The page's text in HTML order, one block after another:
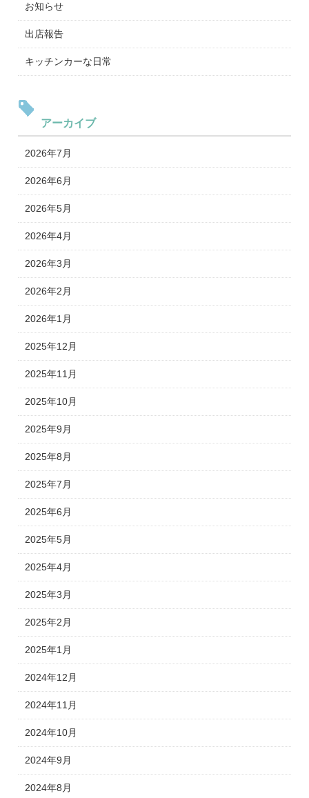
お知らせ
出店報告
キッチンカーな日常
アーカイブ
2026年7月
2026年6月
2026年5月
2026年4月
2026年3月
2026年2月
2026年1月
2025年12月
2025年11月
2025年10月
2025年9月
2025年8月
2025年7月
2025年6月
2025年5月
2025年4月
2025年3月
2025年2月
2025年1月
2024年12月
2024年11月
2024年10月
2024年9月
2024年8月